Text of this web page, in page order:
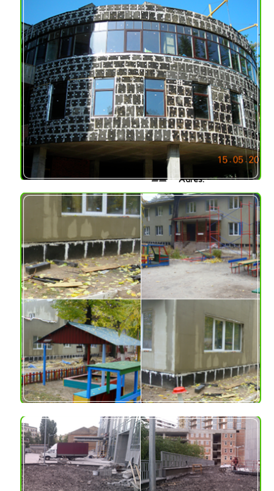
okruchy szkła
piankowego
Usługi dodatkowe:
Kontrola izolacji
cieplnej, dostawa szkła
piankowego
RESTAURACJA
Adres:
ulica Grushevskiego,
Kijów, Ukraina
Materiał:
nieobrobione bloki szkła
piankowego, bloki szkła
piankowego tynkowane,
okruchy szkła
Usługi dodatkowe:
dostawa szkła
piankowego, montaż
szkła piankowego
PRZEDSZKOLA
Adres:
dzielnica Swiatoszyno,